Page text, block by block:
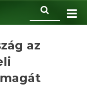
az